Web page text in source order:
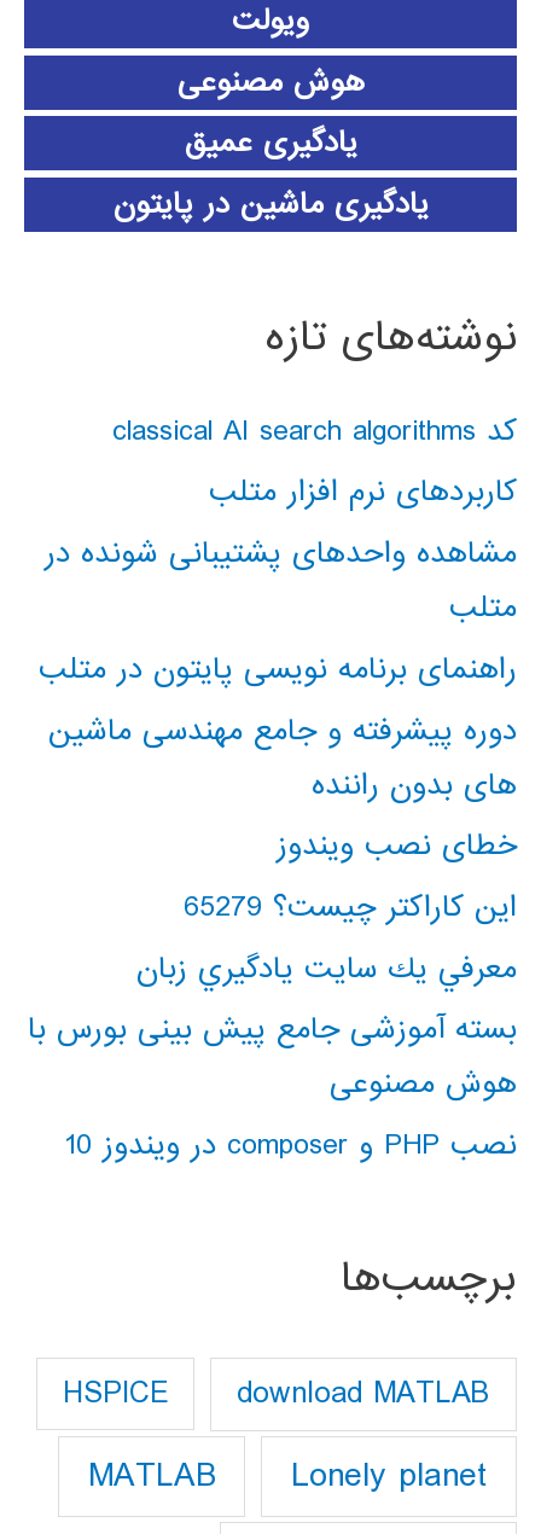
ویولت
هوش مصنوعی
یادگیری عمیق
یادگیری ماشین در پایتون
نوشته‌های تازه
کد classical AI search algorithms
کاربردهای نرم افزار متلب
مشاهده واحدهای پشتیبانی شونده در
متلب
راهنمای برنامه نویسی پایتون در متلب
دوره پیشرفته و جامع مهندسی ماشین
های بدون راننده
خطای نصب ویندوز
این کاراکتر چیست؟ 65279
معرفي يك سايت يادگيري زبان
بسته آموزشی جامع پیش بینی بورس با
هوش مصنوعی
نصب PHP و composer در ویندوز 10
برچسب‌ها
download MATLAB
HSPICE
Lonely planet
MATLAB